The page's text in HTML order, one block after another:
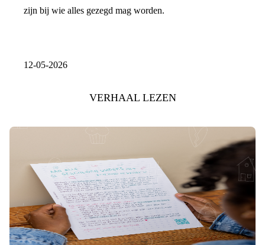
zijn bij wie alles gezegd mag worden.
12-05-2026
VERHAAL LEZEN